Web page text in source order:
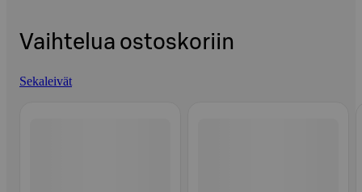
Vaihtelua ostoskoriin
Sekaleivät